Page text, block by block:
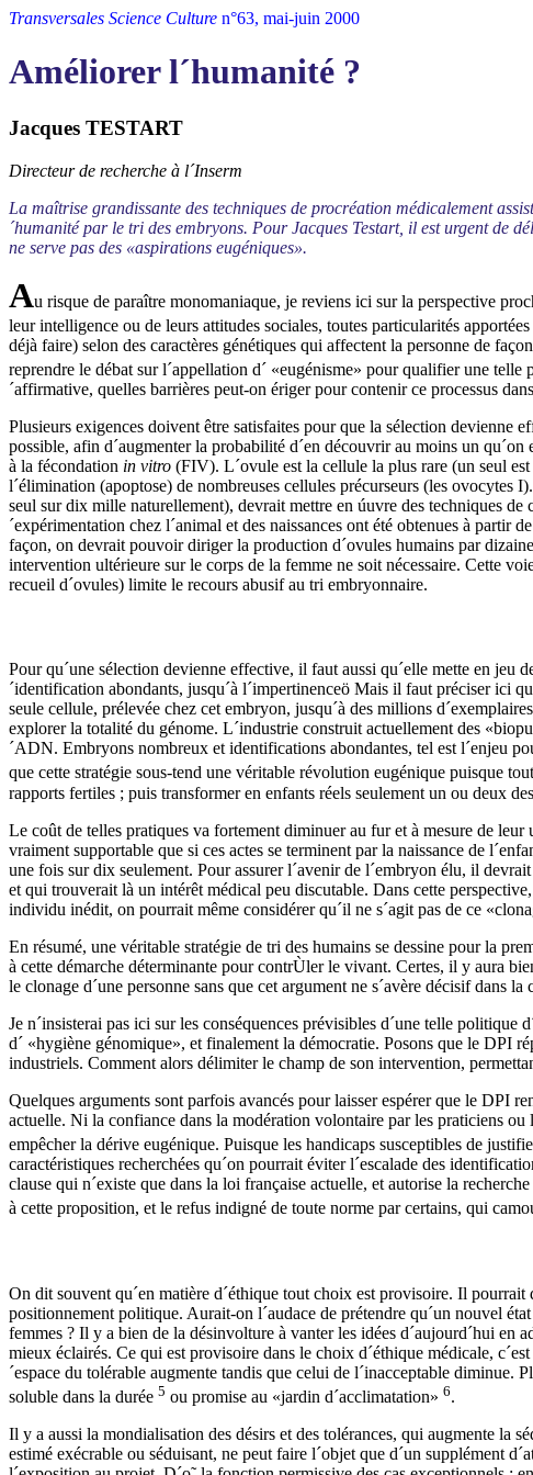
Transversales Science Culture n°63, mai-juin 2000
Améliorer l´humanité ?
Jacques TESTART
Directeur de recherche à l´Inserm
La maîtrise grandissante des techniques de procréation médicalement
´humanité par le tri des embryons. Pour Jacques Testart, il est urgent de
ne serve pas des «aspirations eugéniques».
Au risque de paraître monomaniaque, je reviens ici sur la perspective
leur intelligence ou de leurs attitudes sociales, toutes particularités
déjà faire) selon des caractères génétiques qui affectent la personne de
reprendre le débat sur l´appellation d´ «eugénisme» pour qualifier une telle
´affirmative, quelles barrières peut-on ériger pour contenir ce processus
Plusieurs exigences doivent être satisfaites pour que la sélection devienne
possible, afin d´augmenter la probabilité d´en découvrir au moins un
à la fécondation in vitro (FIV). L´ovule est la cellule la plus rare (un seul
l´élimination (apoptose) de nombreuses cellules précurseurs (les ovocytes
seul sur dix mille naturellement), devrait mettre en úuvre des techniques de
´expérimentation chez l´animal et des naissances ont été obtenues à partir
façon, on devrait pouvoir diriger la production d´ovules humains par
intervention ultérieure sur le corps de la femme ne soit nécessaire. Cette
recueil d´ovules) limite le recours abusif au tri embryonnaire.
Pour qu´une sélection devienne effective, il faut aussi qu´elle mette en
´identification abondants, jusqu´à l´impertinenceö Mais il faut préciser ici
seule cellule, prélevée chez cet embryon, jusqu´à des millions
explorer la totalité du génome. L´industrie construit actuellement des
´ADN. Embryons nombreux et identifications abondantes, tel est l´enjeu
que cette stratégie sous-tend une véritable révolution eugénique puisque
rapports fertiles ; puis transformer en enfants réels seulement un ou deux
Le coût de telles pratiques va fortement diminuer au fur et à mesure de
vraiment supportable que si ces actes se terminent par la naissance de
une fois sur dix seulement. Pour assurer l´avenir de l´embryon élu, il
et qui trouverait là un intérêt médical peu discutable. Dans cette
individu inédit, on pourrait même considérer qu´il ne s´agit pas de ce
En résumé, une véritable stratégie de tri des humains se dessine pour la
à cette démarche déterminante pour contrÙler le vivant. Certes, il y aura
le clonage d´une personne sans que cet argument ne s´avère décisif dans
Je n´insisterai pas ici sur les conséquences prévisibles d´une telle
d´ «hygiène génomique», et finalement la démocratie. Posons que le DPI
industriels. Comment alors délimiter le champ de son intervention,
Quelques arguments sont parfois avancés pour laisser espérer que le DPI
actuelle. Ni la confiance dans la modération volontaire par les praticiens
empêcher la dérive eugénique. Puisque les handicaps susceptibles de
caractéristiques recherchées qu´on pourrait éviter l´escalade des
clause qui n´existe que dans la loi française actuelle, et autorise la
à cette proposition, et le refus indigné de toute norme par certains, qui
On dit souvent qu´en matière d´éthique tout choix est provisoire. Il
positionnement politique. Aurait-on l´audace de prétendre qu´un nouvel
femmes ? Il y a bien de la désinvolture à vanter les idées d´aujourd´hui en
mieux éclairés. Ce qui est provisoire dans le choix d´éthique médicale,
´espace du tolérable augmente tandis que celui de l´inacceptable diminue.
soluble dans la durée 5 ou promise au «jardin d´acclimatation» 6.
Il y a aussi la mondialisation des désirs et des tolérances, qui augmente la
estimé exécrable ou séduisant, ne peut faire l´objet que d´un supplément